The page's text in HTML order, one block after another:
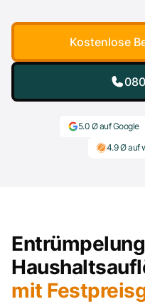
Kostenlose
5.0 Ø auf Google
4.9 Ø auf
mit